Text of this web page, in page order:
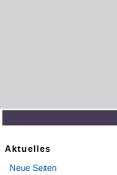
Aktuelles
Neue Seiten